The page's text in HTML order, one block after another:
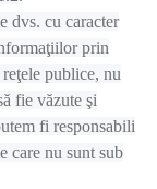
dvs. cu caracter
prin
publice, nu
fie văzute şi
fi responsabili
care nu sunt sub